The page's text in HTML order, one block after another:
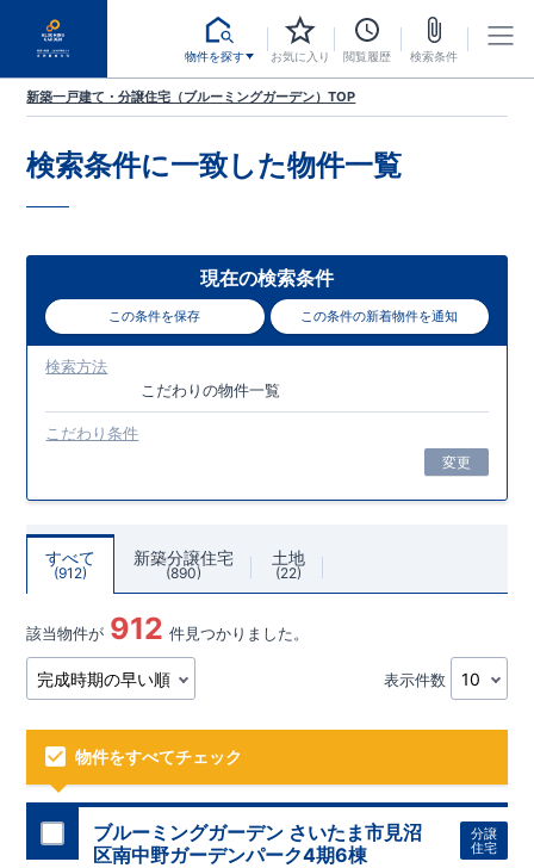
物件を探す お気に入り 閲覧履歴 検索条件
新築一戸建て・分譲住宅（ブルーミングガーデン）TOP
検索条件に一致した物件一覧
現在の検索条件
この条件を保存 この条件の新着物件を通知
検索方法
こだわりの物件一覧
こだわり条件
変更
すべて
912
新築分譲住宅
890
土地
22
該当物件が 912 件見つかりました。
表示件数
物件をすべてチェック
ブルーミングガーデン さいたま市見沼
区南中野ガーデンパーク4期6棟
分譲
住宅